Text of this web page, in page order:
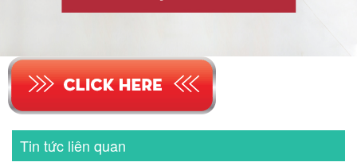
Tin tức liên quan